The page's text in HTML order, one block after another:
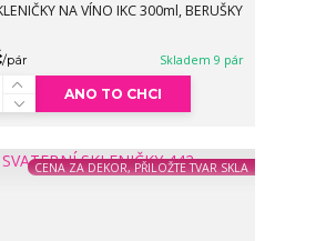
NA VÍNO IKC 300ml, BERUŠKY
/pár Skladem 9 pár
ANO TO CHCI
CENA ZA DEKOR, PŘILOŽTE TVAR SKLA